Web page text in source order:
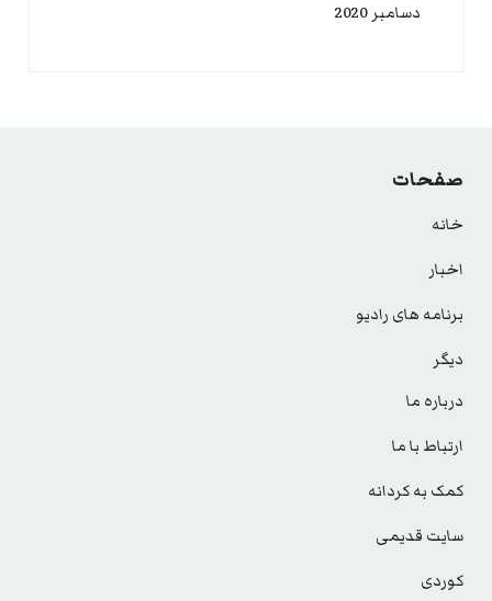
دسامبر 2020
صفحات
خانه
اخبار
برنامه های رادیو
دیگر
درباره ما
ارتباط با ما
کمک به کردانه
سایت قدیمی
کوردی